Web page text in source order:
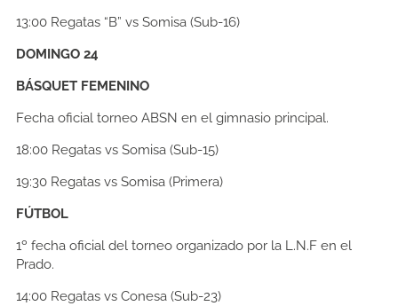
13:00 Regatas “B” vs Somisa (Sub-16)
DOMINGO 24
BÁSQUET FEMENINO
Fecha oficial torneo ABSN en el gimnasio principal.
18:00 Regatas vs Somisa (Sub-15)
19:30 Regatas vs Somisa (Primera)
FÚTBOL
1º fecha oficial del torneo organizado por la L.N.F en el
Prado.
14:00 Regatas vs Conesa (Sub-23)